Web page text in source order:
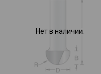
Нет в наличии